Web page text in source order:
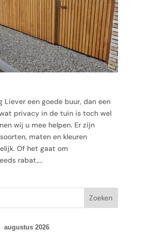
Liever een goede buur, dan een
privacy in de tuin is toch wel
wij u mee helpen. Er zijn
maten en kleuren
Of het gaat om
rabat,...
augustus 2026